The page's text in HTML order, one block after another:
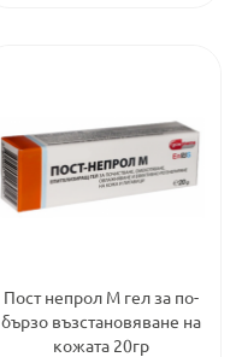
Пост непрол М гел за по-
бързо възстановяване на
кожата 20гр